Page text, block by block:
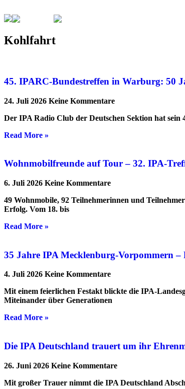
Kohlfahrt
45. IPARC-Bundestreffen in Warburg: 50
24. Juli 2026 Keine Kommentare
Der IPA Radio Club der Deutschen Sektion hat
Read More »
Wohnmobilfreunde auf Tour – 32. IPA-
6. Juli 2026 Keine Kommentare
49 Wohnmobile, 92 Teilnehmerinnen und
Erfolg. Vom 18. bis
Read More »
35 Jahre IPA Mecklenburg-Vorpommern –
4. Juli 2026 Keine Kommentare
Mit einem feierlichen Festakt blickte die IPA-
Miteinander über Generationen
Read More »
Die IPA Deutschland trauert um ihr
26. Juni 2026 Keine Kommentare
Mit großer Trauer nimmt die IPA Deutschland